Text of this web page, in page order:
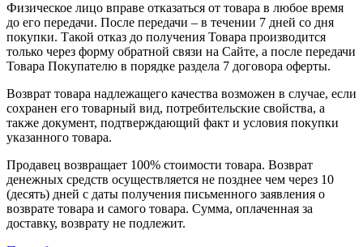
Физическое лицо вправе отказаться от товара в любое время
до его передачи. После передачи – в течении 7 дней со дня
покупки. Такой отказ до получения Товара производится
только через форму обратной связи на Сайте, а после передачи
Товара Покупателю в порядке раздела 7 договора оферты.
Возврат товара надлежащего качества возможен в случае, если
сохранен его товарный вид, потребительские свойства, а
также документ, подтверждающий факт и условия покупки
указанного товара.
Продавец возвращает 100% стоимости товара. Возврат
денежных средств осуществляется не позднее чем через 10
(десять) дней с даты получения письменного заявления о
возврате товара и самого товара. Сумма, оплаченная за
доставку, возврату не подлежит.